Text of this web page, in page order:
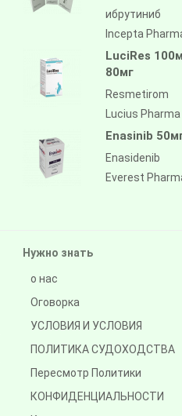
ибрутиниб
Incepta
LuciRes
80мг
Resmetirom
Lucius Pharma
Enasinib
Enasidenib
Everest
Нужно знать
о нас
Оговорка
УСЛОВИЯ И УСЛОВИЯ
ПОЛИТИКА СУДОХОДСТВА
Пересмотр Политики
КОНФИДЕНЦИАЛЬНОСТИ